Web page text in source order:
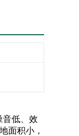
低、效
面积小，